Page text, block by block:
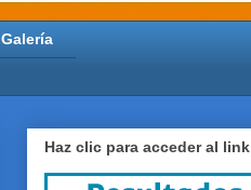
Galería
Haz clic para acceder al link